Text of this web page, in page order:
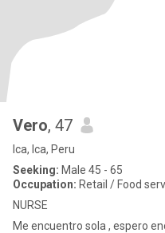
Vero, 47
Ica, Ica, Peru
Seeking: Male 45 - 65
Occupation: Retail / Food
NURSE
Me encuentro sola , espero